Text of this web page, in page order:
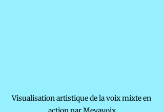
Visualisation artistique de la voix mixte en